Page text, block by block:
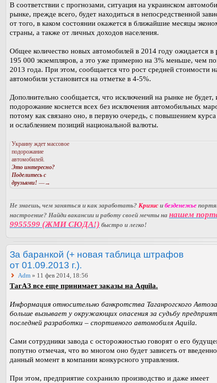
В соответствии с прогнозами, ситуация на украинском
рынке, прежде всего, будет находиться в непосредственной
от того, в каком состоянии окажется в ближайшие месяцы
страны, а также от личных доходов населения.
Общее количество новых автомобилей в 2014 году ожидается в
195 000 экземпляров, а это уже примерно на 3% меньше, чем
2013 года. При этом, сообщается что рост средней стоимости
автомобили установится на отметке в 4-5%.
Дополнительно сообщается, что исключений на рынке не будет,
подорожание коснется всех без исключения автомобильных
потому как связано оно, в первую очередь, с повышением курса
и ослаблением позиций национальной валюты.
Украину ждет массовое
подорожание
автомобилей.
Это интересно?
Поделитесь с
друзьями! —→
Не знаешь, чем заняться и как заработать? Кризис и безденежье
настроение? Найди вакансии и работу своей мечты на нашем
9955599 (ЖМИ СЮДА!) быстро и легко!
За баранкой (+ новая таблица штрафов
от 01.09.2013 г.).
Adm » 11 фев 2014, 18:56
ТагАЗ все еще принимает заказы на Aquila.
Информация относительно банкротства Таганрогского
больше вызывает у окружающих опасения за судьбу
последней разработки – спортивного автомобиля Aquila.
Сами сотрудники завода с осторожностью говорят о его
попутно отмечая, что во многом оно будет зависеть от
данный момент в компании конкурсного управления.
При этом, предприятие сохранило производство и даже имеет